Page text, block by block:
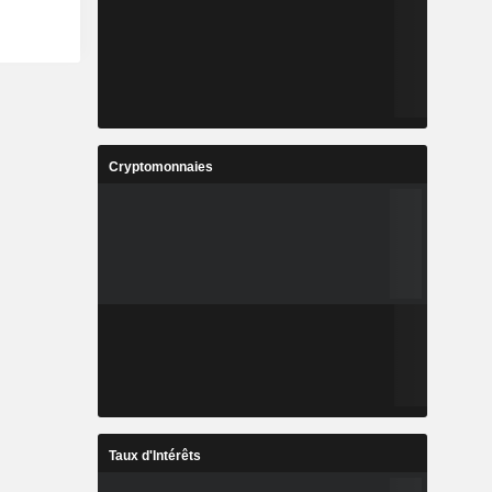
Cryptomonnaies
Taux d'Intérêts